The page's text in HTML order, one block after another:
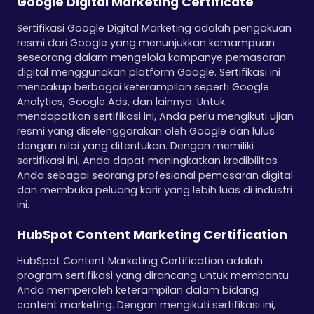
Sertifikasi Google Digital Marketing adalah pengakuan
resmi dari Google yang menunjukkan kemampuan
seseorang dalam mengelola kampanye pemasaran
digital menggunakan platform Google. Sertifikasi ini
mencakup berbagai keterampilan seperti Google
Analytics, Google Ads, dan lainnya. Untuk
mendapatkan sertifikasi ini, Anda perlu mengikuti ujian
resmi yang diselenggarakan oleh Google dan lulus
dengan nilai yang ditentukan. Dengan memiliki
sertifikasi ini, Anda dapat meningkatkan kredibilitas
Anda sebagai seorang profesional pemasaran digital
dan membuka peluang karir yang lebih luas di industri
ini.
HubSpot Content Marketing Certification
HubSpot Content Marketing Certification adalah
program sertifikasi yang dirancang untuk membantu
Anda memperoleh keterampilan dalam bidang
content marketing. Dengan mengikuti sertifikasi ini,